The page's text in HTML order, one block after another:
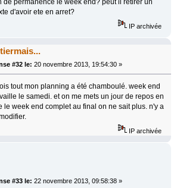
de permanence le week end? peut il retirer un
d'avoir ete en arret?
IP archivée
#32 le: 20 novembre 2013, 19:54:30 »
tout mon planning a été chamboulé. week end
le samedi. et on me mets un jour de repos en
le week end complet au final on ne sait plus. n'y a
IP archivée
#33 le: 22 novembre 2013, 09:58:38 »